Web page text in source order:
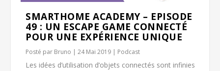
SMARTHOME ACADEMY – EPISODE
49 : UN ESCAPE GAME CONNECTÉ
POUR UNE EXPÉRIENCE UNIQUE
Posté par Bruno |24 Mai 2019 | Podcast
Les idées d’utilisation d’objets connectés sont infinies